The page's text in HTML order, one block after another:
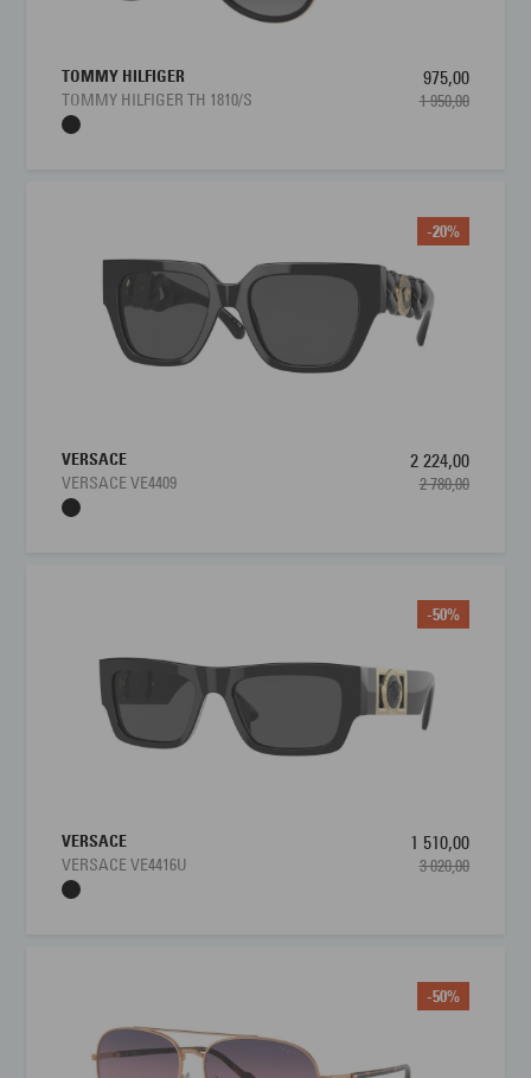
TOMMY HILFIGER
TOMMY HILFIGER TH 1810/S
975,00
1 950,00
-20%
VERSACE
VERSACE VE4409
2 224,00
2 780,00
-50%
VERSACE
VERSACE VE4416U
1 510,00
3 020,00
-50%